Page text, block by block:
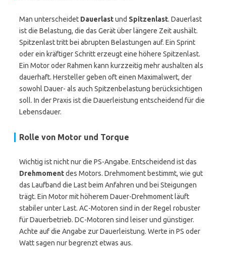
Man unterscheidet Dauerlastund Spitzenlast. Dauerlast
ist die Belastung, die das Gerät über längere Zeit aushält.
Spitzenlast tritt bei abrupten Belastungen auf. Ein Sprint
oder ein kräftiger Schritt erzeugt eine höhere Spitzenlast.
Ein Motor oder Rahmen kann kurzzeitig mehr aushalten als
dauerhaft. Hersteller geben oft einen Maximalwert, der
sowohl Dauer- als auch Spitzenbelastung berücksichtigen
soll. In der Praxis ist die Dauerleistung entscheidend für die
Lebensdauer.
Rolle von Motor und Torque
Wichtig ist nicht nur die PS-Angabe. Entscheidend ist das
Drehmomentdes Motors. Drehmoment bestimmt, wie gut
das Laufband die Last beim Anfahren und bei Steigungen
trägt. Ein Motor mit höherem Dauer-Drehmoment läuft
stabiler unter Last. AC-Motoren sind in der Regel robuster
für Dauerbetrieb. DC-Motoren sind leiser und günstiger.
Achte auf die Angabe zur Dauerleistung. Werte in PS oder
Watt sagen nur begrenzt etwas aus.